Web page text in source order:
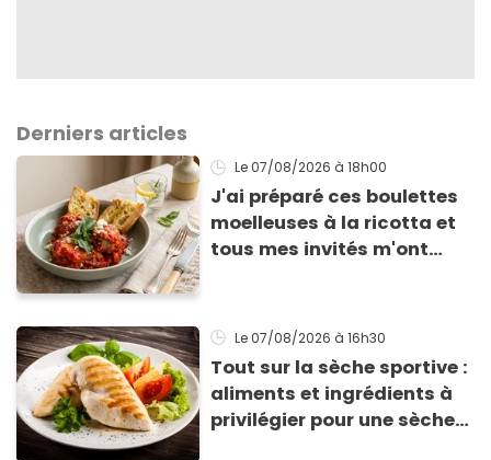
Derniers articles
Le 07/08/2026 à 18h00
J'ai préparé ces boulettes
moelleuses à la ricotta et
tous mes invités m'ont
Le 07/08/2026 à 16h30
Tout sur la sèche sportive :
aliments et ingrédients à
privilégier pour une sèche